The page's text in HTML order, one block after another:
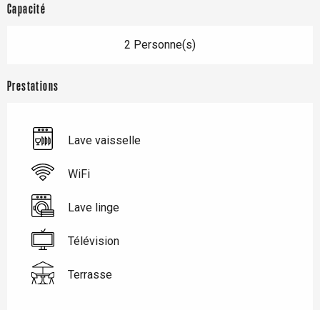
Capacité
2 Personne(s)
Prestations
Lave vaisselle
WiFi
Lave linge
Télévision
Terrasse